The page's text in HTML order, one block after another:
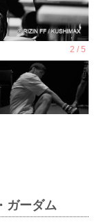
ガーダム